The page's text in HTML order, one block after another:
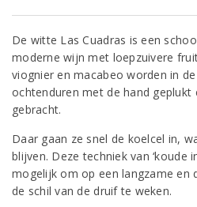
De witte Las Cuadras is een
moderne wijn met loepzuivere
viognier en macabeo worden in
ochtenduren met de hand geplukt
gebracht.
Daar gaan ze snel de koelcel in,
blijven. Deze techniek van ‘koude
mogelijk om op een langzame en
de schil van de druif te weken.